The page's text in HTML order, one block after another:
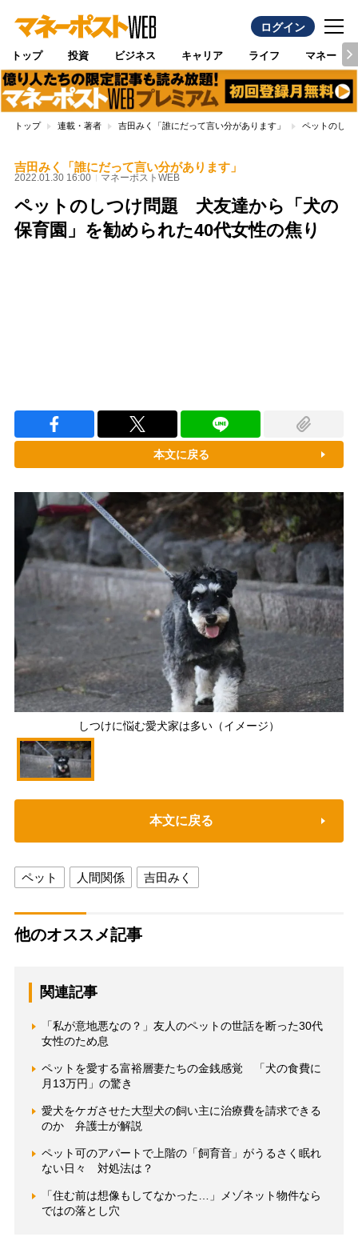
ログイン
トップ 投資 ビジネス キャリア ライフ マネー
トップ 連載・著者 吉田みく「誰にだって言い分があります」 ペットのし
吉田みく「誰にだって言い分があります」
2022.01.30 16:00 マネーポストWEB
ペットのしつけ問題 犬友達から「犬の
保育園」を勧められた40代女性の焦り
本文に戻る
しつけに悩む愛犬家は多い（イメージ）
本文に戻る
ペット 人間関係 吉田みく
他のオススメ記事
関連記事
「私が意地悪なの？」友人のペットの世話を断った30代
女性のため息
ペットを愛する富裕層妻たちの金銭感覚 「犬の食費に
月13万円」の驚き
愛犬をケガさせた大型犬の飼い主に治療費を請求できる
のか 弁護士が解説
ペット可のアパートで上階の「飼育音」がうるさく眠れ
ない日々 対処法は？
「住む前は想像もしてなかった…」メゾネット物件なら
ではの落とし穴